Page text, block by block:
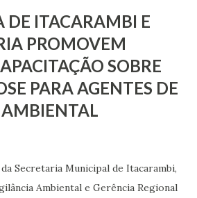
DE ITACARAMBI E
PROMOVEM
SOBRE
PARA AGENTES DE
Secretaria Municipal de Itacarambi,
Ambiental e Gerência Regional